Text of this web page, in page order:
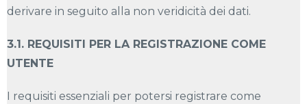
derivare in seguito alla non veridicità dei dati.
3.1. REQUISITI PER LA REGISTRAZIONE COME
UTENTE
I requisiti essenziali per potersi registrare come